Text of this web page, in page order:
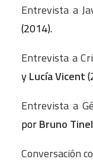
Entrevista a
(2014).
Entrevista a
yLucía Vicent
Entrevista a
porBruno Tinel
Conversación